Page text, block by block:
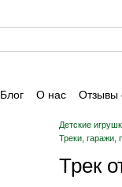
Блог О нас Отзывы
Детские
Треки, гаражи,
Трек